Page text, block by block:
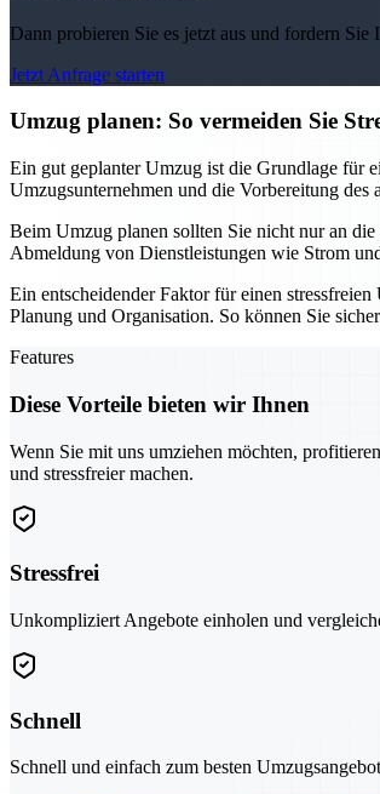
Dann probieren Sie es jetzt aus und fordern
Jetzt Anfrage starten
Umzug planen: So vermeiden Sie
Ein gut geplanter Umzug ist die Grundlage für
Umzugsunternehmen und die Vorbereitung des
Beim Umzug planen sollten Sie nicht nur an
Abmeldung von Dienstleistungen wie Strom
Ein entscheidender Faktor für einen
Planung und Organisation. So können Sie
Features
Diese Vorteile bieten wir Ihnen
Wenn Sie mit uns umziehen möchten,
und stressfreier machen.
Stressfrei
Unkompliziert Angebote einholen und
Schnell
Schnell und einfach zum besten Umzugsangebot